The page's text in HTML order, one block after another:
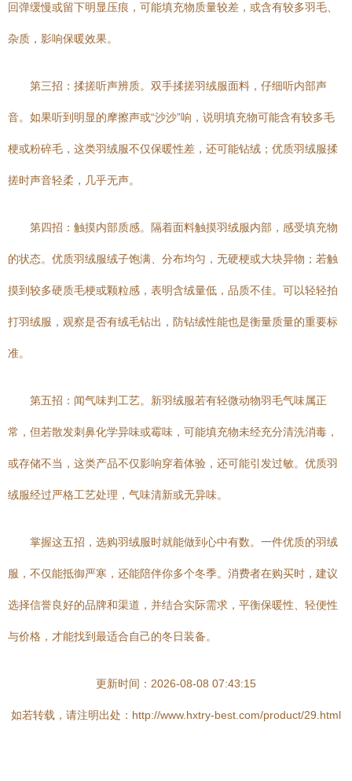
回弹缓慢或留下明显压痕，可能填充物质量较差，或含有较多羽毛、
杂质，影响保暖效果。
第三招：揉搓听声辨质。双手揉搓羽绒服面料，仔细听内部声
音。如果听到明显的摩擦声或“沙沙”响，说明填充物可能含有较多毛
梗或粉碎毛，这类羽绒服不仅保暖性差，还可能钻绒；优质羽绒服揉
搓时声音轻柔，几乎无声。
第四招：触摸内部质感。隔着面料触摸羽绒服内部，感受填充物
的状态。优质羽绒服绒子饱满、分布均匀，无硬梗或大块异物；若触
摸到较多硬质毛梗或颗粒感，表明含绒量低，品质不佳。可以轻轻拍
打羽绒服，观察是否有绒毛钻出，防钻绒性能也是衡量质量的重要标
准。
第五招：闻气味判工艺。新羽绒服若有轻微动物羽毛气味属正
常，但若散发刺鼻化学异味或霉味，可能填充物未经充分清洗消毒，
或存储不当，这类产品不仅影响穿着体验，还可能引发过敏。优质羽
绒服经过严格工艺处理，气味清新或无异味。
掌握这五招，选购羽绒服时就能做到心中有数。一件优质的羽绒
服，不仅能抵御严寒，还能陪伴你多个冬季。消费者在购买时，建议
选择信誉良好的品牌和渠道，并结合实际需求，平衡保暖性、轻便性
与价格，才能找到最适合自己的冬日装备。
更新时间：2026-08-08 07:43:15
如若转载，请注明出处：http://www.hxtry-best.com/product/29.html